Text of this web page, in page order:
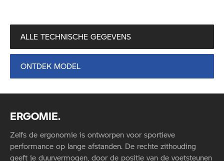
ALLE TECHNISCHE GEGEVENS
ONTDEK MODEL
ERGOMIE.
Zelfs de ergonomie is ontworpen voor sportieve
performance op lange afstanden. De rechte zithouding
geeft je duurvermogen, door de positie van de voetsteunen